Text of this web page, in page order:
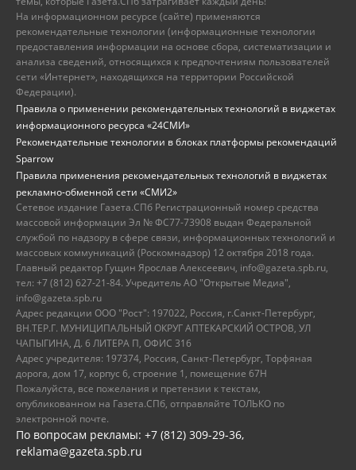
На информационном ресурсе (сайте) применяются
рекомендательные технологии (информационные технологии
предоставления информации на основе сбора, систематизации и
анализа сведений, относящихся к предпочтениям пользователей
сети «Интернет», находящихся на территории Российской
Федерации).
Правила о применении рекомендательных технологий в виджетах
информационного ресурса «24СМИ»
Рекомендательные технологии в блоках платформы рекомендаций
Sparrow
Правила применения рекомендательных технологий в виджетах
рекламно-обменной сети «СМИ2»
Сетевое издание Газета.СПб Регистрационный номер средства
массовой информации Эл № ФС77-73908 выдан Федеральной
службой по надзору в сфере связи, информационных технологий и
массовых коммуникаций (Роскомнадзор) 12 октября 2018 года.
Главный редактор Гущин Ярослав Алексеевич, info@gazeta.spb.ru,
тел: +7 (812) 627-21-84. Учредитель АО "Открытые Медиа",
info@gazeta.spb.ru
Адрес редакции ООО "Рост": 197022, Россия, г.Санкт-Петербург,
ВН.ТЕР.Г. МУНИЦИПАЛЬНЫЙ ОКРУГ АПТЕКАРСКИЙ ОСТРОВ, УЛ
ЧАПЫГИНА, Д. 6 ЛИТЕРА П, ОФИС 316
Адрес учредителя: 197374, Россия, Санкт-Петербург, Торфяная
дорога, дом 17, корпус 6, строение 1, помещение 67Н
Пожалуйста, все пожелания и претензии к текстам,
опубликованном на Газета.СПб, отправляйте ТОЛЬКО по
электронной почте.
По вопросам рекламы: +7 (812) 309-29-36,
reklama@gazeta.spb.ru